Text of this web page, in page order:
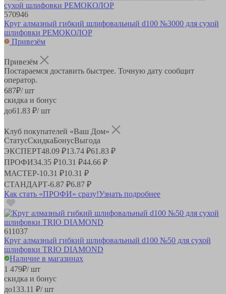
570946
Круг алмазный гибкий шлифовальный d100 №3000 для сухой
шлифовки РЕМОКОЛОР
Привезём
Привезём
Постараемся доставить быстрее. Точную дату сообщит
оператор.
687₽/ шт
скидка и бонус
до61.83 ₽/ шт
Клуб покупателей «Ваш Дом»
СтатусСкидкаБонусВыгода
ЭКСПЕРТ48.09 ₽13.74 ₽61.83 ₽
ПРОФИ34.35 ₽10.31 ₽44.66 ₽
МАСТЕР-10.31 ₽10.31 ₽
СТАНДАРТ-6.87 ₽6.87 ₽
Как стать «ПРОФИ» сразу!Узнать подробнее
611037
Круг алмазный гибкий шлифовальный d100 №50 для сухой
шлифовки TRIO DIAMOND
Наличие в магазинах
1 479₽/ шт
скидка и бонус
до133.11 ₽/ шт